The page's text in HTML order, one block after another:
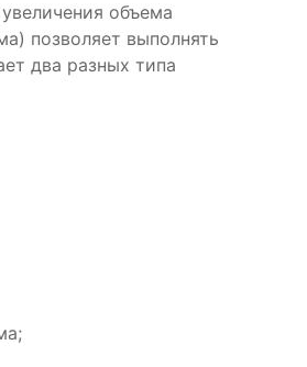
объема
позволяет выполнять
два разных типа